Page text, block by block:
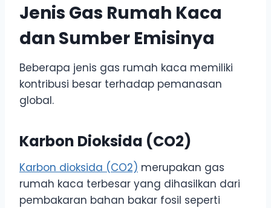
Jenis Gas Rumah Kaca
dan Sumber Emisinya
Beberapa jenis gas rumah kaca memiliki
kontribusi besar terhadap pemanasan
global.
Karbon Dioksida (CO2)
Karbon dioksida (CO2) merupakan gas
rumah kaca terbesar yang dihasilkan dari
pembakaran bahan bakar fosil seperti